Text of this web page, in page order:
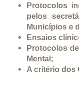
Protocolos
pelos
Municípios e
Ensaios
Protocolos
Mental;
A critério dos